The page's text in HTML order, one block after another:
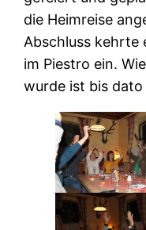
die Heimreise
Abschluss kehrte
im Piestro ein.
wurde ist bis